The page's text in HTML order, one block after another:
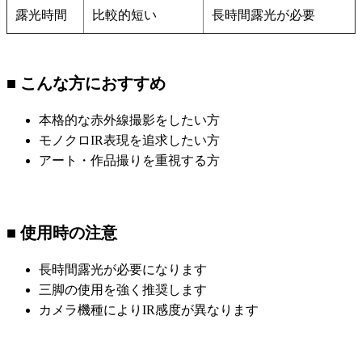
露光時間 比較的短い 長時間露光が必要
■ こんな方におすすめ
本格的な赤外線撮影をしたい方
モノクロIR表現を追求したい方
アート・作品撮りを重視する方
■ 使用時の注意
長時間露光が必要になります
三脚の使用を強く推奨します
カメラ機種によりIR感度が異なります